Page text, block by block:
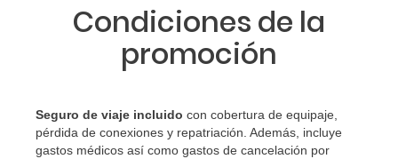
quiero al hacer mi solicitud de reserva?
Si tengo los traslados incluidos, ¿dónde debo
¿Incluye algún seguro de viaje mi reserva?
Condiciones de la
promoción
Seguro de viaje incluido con cobertura de equipaje,
pérdida de conexiones y repatriación. Además, incluye
gastos médicos así como gastos de cancelación por